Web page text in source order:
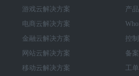
游戏云解决方案
电商云解决方案
金融云解决方案
网站云解决方案
移动云解决方案
产
控
备
工